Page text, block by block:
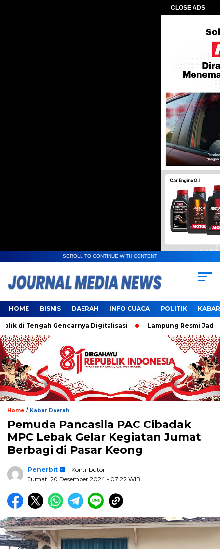
CLOSE ADS
SCROLL TO CONTINUE WITH CONTENT
HOME BISNIS DAERAH INFO CUACA POLITIK
Gencarnya Digitalisasi Lampung Resmi Jadi Tuan
Home / Kabar Daerah
Pemuda Pancasila PAC Cibadak
MPC Lebak Gelar Kegiatan Jumat
Berbagi di Pasar Keong
Penerbit
- Kontributor
Jumat, 20 Desember 2024 - 07:22 WIB